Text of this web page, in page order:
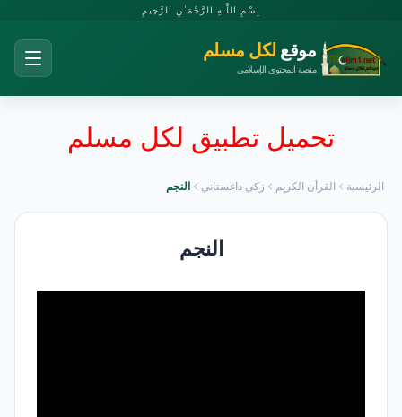
بِسْمِ اللَّـهِ الرَّحْمَـٰنِ الرَّحِيمِ
موقع لكل مسلم
منصة المحتوى الإسلامي
تحميل تطبيق لكل مسلم
الرئيسية القرأن الكريم زكي داغستاني النجم
النجم